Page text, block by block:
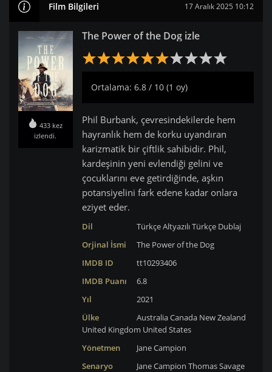
Film Bilgileri 17 Aralık 2025 10:12
433 kez
izlendi.
The Power of the Dog izle
Ortalama: 6.8 / 10 (1 oy)
Phil Burbank, çevresindekilerde hem
hayranlık hem de korku uyandıran
karizmatik bir çiftlik sahibidir. Phil,
kardeşinin yeni evlendiği gelini ve
çocuklarını eve getirdiğinde, aşkın
potansiyelini fark edene kadar onlara
eziyet eder.
Dil Türkçe AltyazılıTürkçe Dublaj
Orjinal İsmi
The Power of the Dog
IMDB ID
tt10293406
IMDB Puanı
6.8
Yıl
2021
Ülke
AustraliaCanada New Zealand
United Kingdom United States
Yönetmen
Jane Campion
Senaryo
Jane Campion Thomas Savage